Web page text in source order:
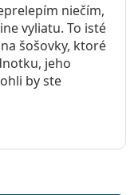
niečím,
vyliatu. To isté
šošovky, ktoré
jeho
by ste